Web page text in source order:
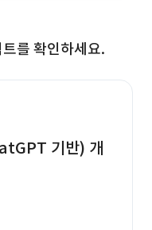
를 확인하세요.
기반) 개